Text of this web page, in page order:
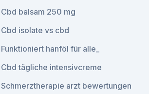
Cbd balsam 250 mg
Cbd isolate vs cbd
Funktioniert hanföl für alle_
Cbd tägliche intensivcreme
Schmerztherapie arzt bewertungen